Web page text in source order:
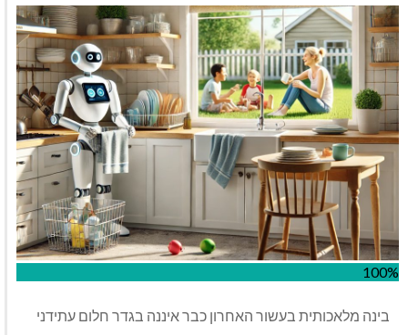
100%
בינה מלאכותית בעשור האחרון כבר איננה בגדר חלום עתידני